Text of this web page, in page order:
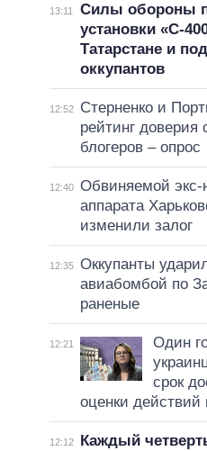
13:11
Силы обороны
установки «С-
Татарстане и
оккупантов
12:52
Стерненко и
рейтинг доверия
блогеров – опрос
12:40 Обвиняемой экс-
аппарата
изменили залог
12:35 Оккупанты
авиабомбой по
раненые
12:21
Один
срок
оценки действий
12:12
Каждый